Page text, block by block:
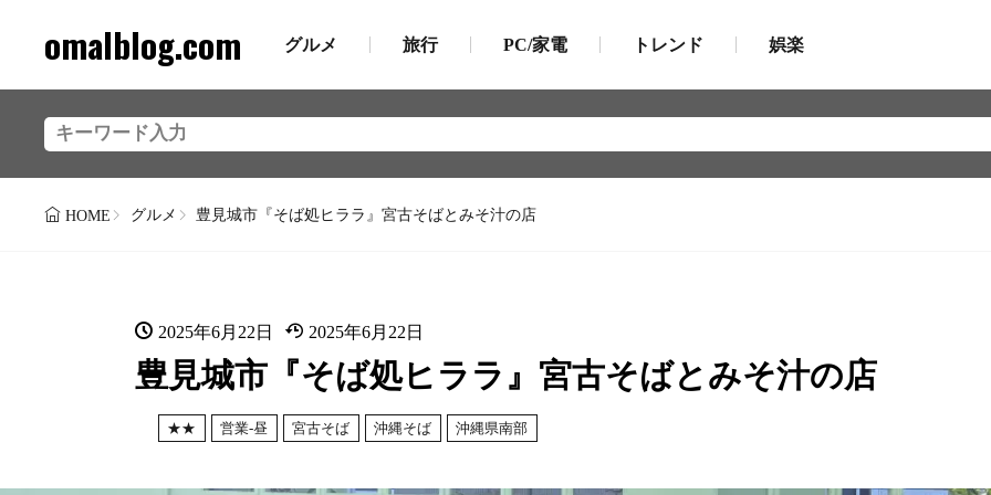
omalblog.com グルメ 旅行 PC/家電 トレンド 娯楽
HOME グルメ 豊見城市『そば処ヒララ』宮古そばとみそ汁の店
2025年6月22日 2025年6月22日
豊見城市『そば処ヒララ』宮古そばとみそ汁の店
★★ 営業-昼 宮古そば 沖縄そば 沖縄県南部